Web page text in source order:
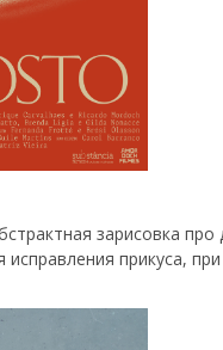
зарисовка
прикуса,